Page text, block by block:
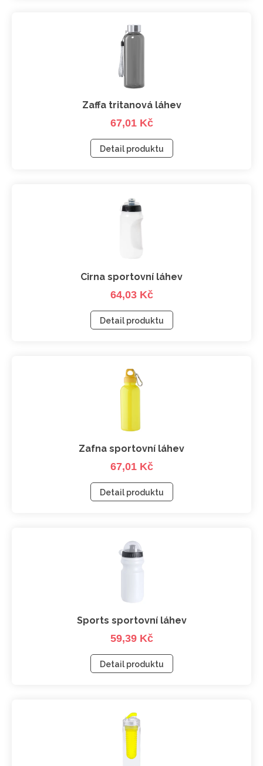
Zaffa tritanová láhev
67,01 Kč
Detail produktu
Cirna sportovní láhev
64,03 Kč
Detail produktu
Zafna sportovní láhev
67,01 Kč
Detail produktu
Sports sportovní láhev
59,39 Kč
Detail produktu